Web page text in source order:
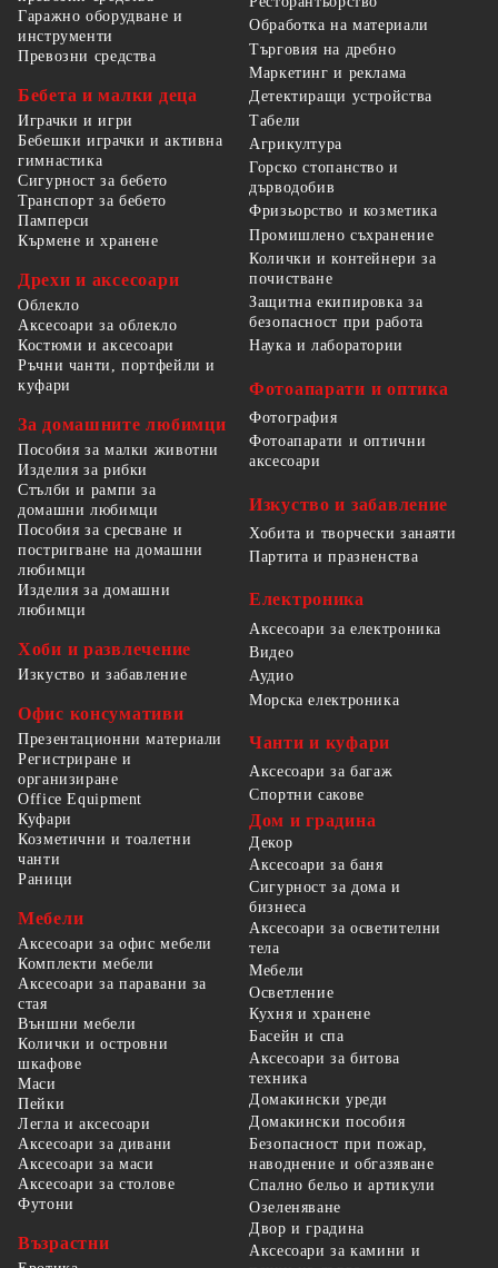
Гаражно оборудване и
инструменти
Превозни средства
Бебета и малки деца
Играчки и игри
Бебешки играчки и активна
гимнастика
Сигурност за бебето
Транспорт за бебето
Памперси
Кърмене и хранене
Дрехи и аксесоари
Облекло
Аксесоари за облекло
Костюми и аксесоари
Ръчни чанти, портфейли и
куфари
За домашните любимци
Пособия за малки животни
Изделия за рибки
Стълби и рампи за
домашни любимци
Пособия за сресване и
постригване на домашни
любимци
Изделия за домашни
любимци
Хоби и развлечение
Изкуство и забавление
Офис консумативи
Презентационни материали
Регистриране и
организиране
Office Equipment
Обработка на материали
Търговия на дребно
Маркетинг и реклама
Детектиращи устройства
Табели
Агрикултура
Горско стопанство и
дърводобив
Фризьорство и козметика
Промишлено съхранение
Колички и контейнери за
почистване
Защитна екипировка за
безопасност при работа
Наука и лаборатории
Фотоапарати и оптика
Фотография
Фотоапарати и оптични
аксесоари
Изкуство и забавление
Хобита и творчески занаяти
Партита и празненства
Електроника
Аксесоари за електроника
Видео
Аудио
Морска електроника
Чанти и куфари
Аксесоари за багаж
Спортни сакове
Куфари
Козметични и тоалетни
чанти
Раници
Мебели
Аксесоари за офис мебели
Комплекти мебели
Аксесоари за паравани за
стая
Външни мебели
Колички и островни
шкафове
Маси
Пейки
Легла и аксесоари
Аксесоари за дивани
Аксесоари за маси
Аксесоари за столове
Футони
Възрастни
Дом и градина
Декор
Аксесоари за баня
Сигурност за дома и
бизнеса
Аксесоари за осветителни
тела
Мебели
Осветление
Кухня и хранене
Басейн и спа
Аксесоари за битова
техника
Домакински уреди
Домакински пособия
Безопасност при пожар,
наводнение и обгазяване
Спално бельо и артикули
Озеленяване
Двор и градина
Аксесоари за камини и